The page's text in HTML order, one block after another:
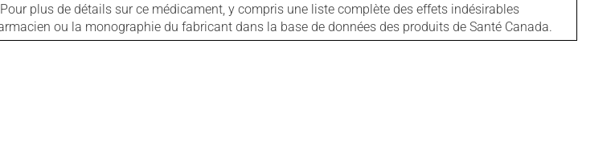
plus de détails sur ce médicament, y compris une liste complète des effets indésirables
ou la monographie du fabricant dans la base de données des produits de Santé Canada.